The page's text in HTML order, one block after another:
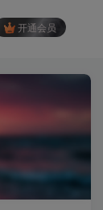
开通会员